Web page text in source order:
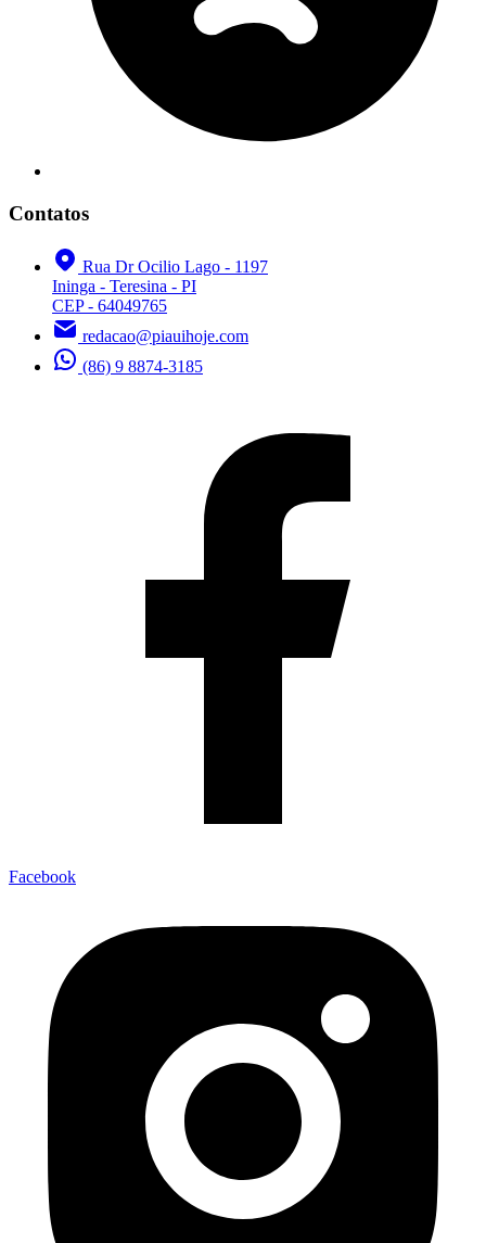
Contatos
Rua Dr Ocilio Lago - 1197
Ininga - Teresina - PI
CEP - 64049765
redacao@piauihoje.com
(86) 9 8874-3185
Facebook